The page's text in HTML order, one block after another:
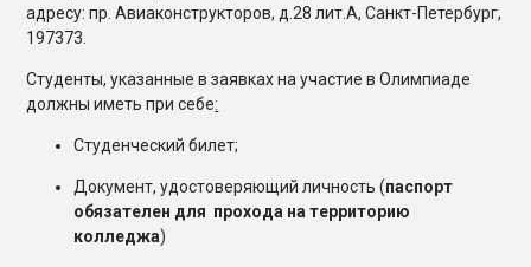
адресу: пр. Авиаконструкторов, д.28 лит.А, Санкт-Петербург,
197373.
Студенты, указанные в заявках на участие в Олимпиаде
должны иметь при себе:
Студенческий билет;
Документ, удостоверяющий личность (паспорт
обязателен для прохода на территорию
колледжа)